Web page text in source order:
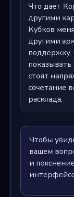
Что дает
другими
Кубков
другими
поддержку,
стоят
сочетание
расклада.
Чтобы
вашем
и